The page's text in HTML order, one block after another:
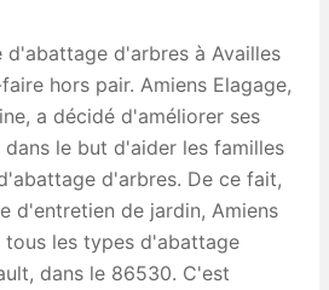
d'abattage d'arbres à Availles
hors pair. Amiens Elagage,
a décidé d'améliorer ses
le but d'aider les familles
d'arbres. De ce fait,
d'entretien de jardin, Amiens
les types d'abattage
dans le 86530. C'est